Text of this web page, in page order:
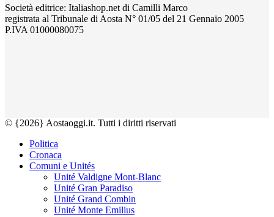
Società editrice: Italiashop.net di Camilli Marco
registrata al Tribunale di Aosta N° 01/05 del 21 Gennaio 2005
P.IVA 01000080075
© {2026} Aostaoggi.it. Tutti i diritti riservati
Politica
Cronaca
Comuni e Unités
Unité Valdigne Mont-Blanc
Unité Gran Paradiso
Unité Grand Combin
Unité Monte Emilius